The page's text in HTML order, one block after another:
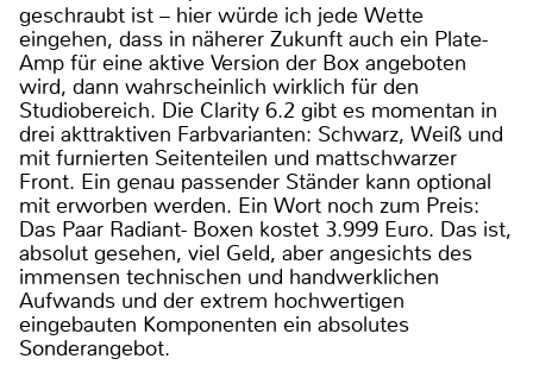
geschraubt ist – hier würde ich jede Wette
eingehen, dass in näherer Zukunft auch ein Plate-
Amp für eine aktive Version der Box angeboten
wird, dann wahrscheinlich wirklich für den
Studiobereich. Die Clarity 6.2 gibt es momentan in
drei akttraktiven Farbvarianten: Schwarz, Weiß und
mit furnierten Seitenteilen und mattschwarzer
Front. Ein genau passender Ständer kann optional
mit erworben werden. Ein Wort noch zum Preis:
Das Paar Radiant- Boxen kostet 3.999 Euro. Das ist,
absolut gesehen, viel Geld, aber angesichts des
immensen technischen und handwerklichen
Aufwands und der extrem hochwertigen
eingebauten Komponenten ein absolutes
Sonderangebot.